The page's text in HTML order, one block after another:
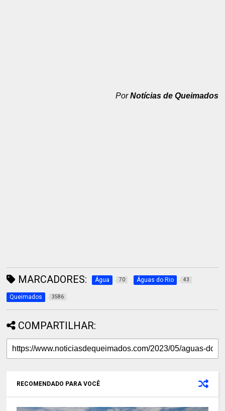
PorNotícias de Queimados
MARCADORES: Água 70 Águas do Rio 43
Queimados 3586
COMPARTILHAR:
RECOMENDADO PARA VOCÊ